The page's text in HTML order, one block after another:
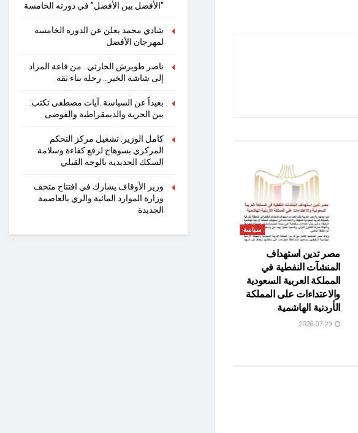
سياسة
مصر تدين استهداف
المنشآت النفطية في
المملكة العربية السعودية
والاعتداءات على المملكة
الأردنية الهاشمية
“الأفضل بين الأفضل” في دورته الخامسة
شادي محمد يعلن عن الدوره الخامسه
لمهرجان الأفضل
ناصر طويرش الحارثي.. من قاعة المزاد
إلى شاشة الخبر… رحلة بناء ثقة
بعيداً عن السياسة..آيات مصطفى تكتب:
بين الحرية والديمقراطية والفوضى
كامل الوزير: تشغيل مركز التحكم
المركزي بسوهاج لرفع كفاءة وسلامة
السكك الحديدية بالوجه القبلي
وزير الأوقاف يشارك في افتتاح متحف
وزارة الموارد المائية والري بالعاصمة
الجديدة